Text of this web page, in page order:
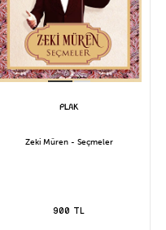
Zeki Müren - Seçmeler
900 TL